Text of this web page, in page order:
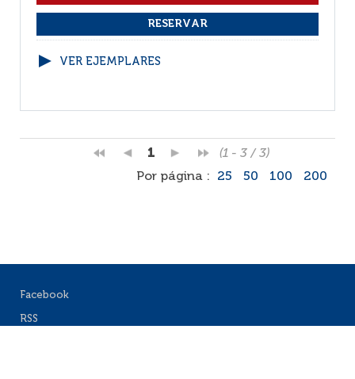
VER EJEMPLARES
1
(1 - 3 / 3)
Por página :
25 50 100 200
Facebook
RSS